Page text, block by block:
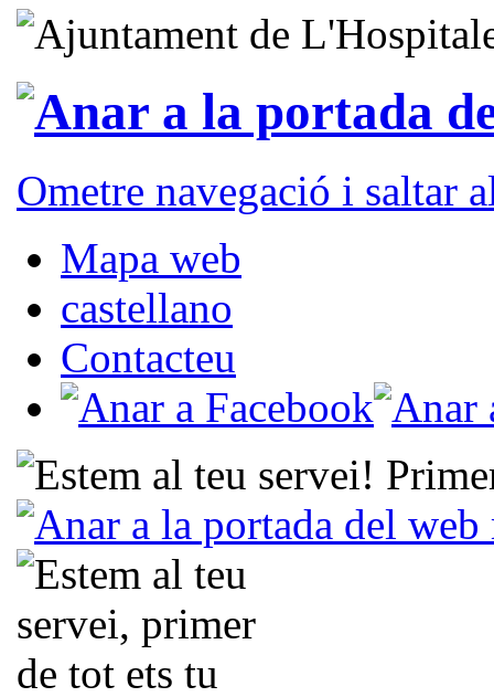
Ometre navegació i saltar
Mapa web
castellano
Contacteu